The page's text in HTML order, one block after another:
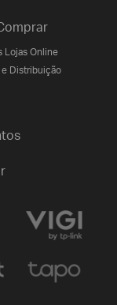
Lojas Online
e Distribuição